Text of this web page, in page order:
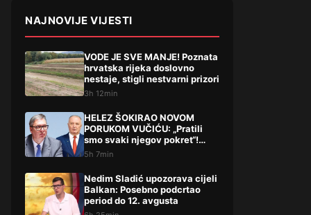
NAJNOVIJE VIJESTI
VODE JE SVE MANJE! Poznata
hrvatska rijeka doslovno
nestaje, stigli nestvarni prizori
3h 12min
HELEZ ŠOKIRAO NOVOM
PORUKOM VUČIĆU: „Pratili
smo svaki njegov pokret“!
Pominjao i hapšenje, stigao
5h 7min
Nedim Sladić upozorava cijeli
Balkan: Posebno podcrtao
period do 12. avgusta